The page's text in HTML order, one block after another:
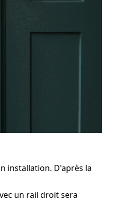
installation. D'après la
un rail droit sera